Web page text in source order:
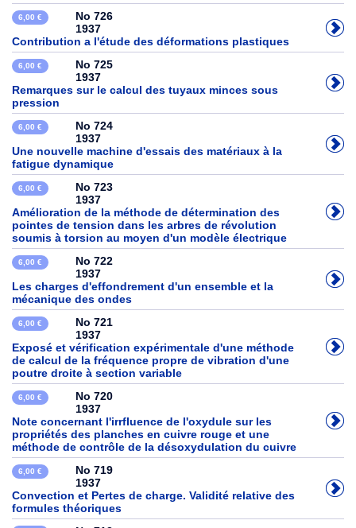
6,00 €
No 726
1937
Contribution a l'étude des déformations plastiques
6,00 €
No 725
1937
Remarques sur le calcul des tuyaux minces sous
pression
6,00 €
No 724
1937
Une nouvelle machine d'essais des matériaux à la
fatigue dynamique
6,00 €
No 723
1937
Amélioration de la méthode de détermination des
pointes de tension dans les arbres de révolution
soumis à torsion au moyen d'un modèle électrique
6,00 €
No 722
1937
Les charges d'effondrement d'un ensemble et la
mécanique des ondes
6,00 €
No 721
1937
Exposé et vérification expérimentale d'une méthode
de calcul de la fréquence propre de vibration d'une
poutre droite à section variable
6,00 €
No 720
1937
Note concernant l'irrfIuence de l'oxydule sur les
propriétés des planches en cuivre rouge et une
méthode de contrôle de la désoxydulation du cuivre
6,00 €
No 719
1937
Convection et Pertes de charge. Validité relative des
formules théoriques